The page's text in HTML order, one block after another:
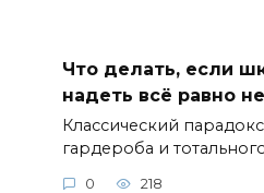
Что делать, если
надеть всё равно
Классический
гардероба и
0 218